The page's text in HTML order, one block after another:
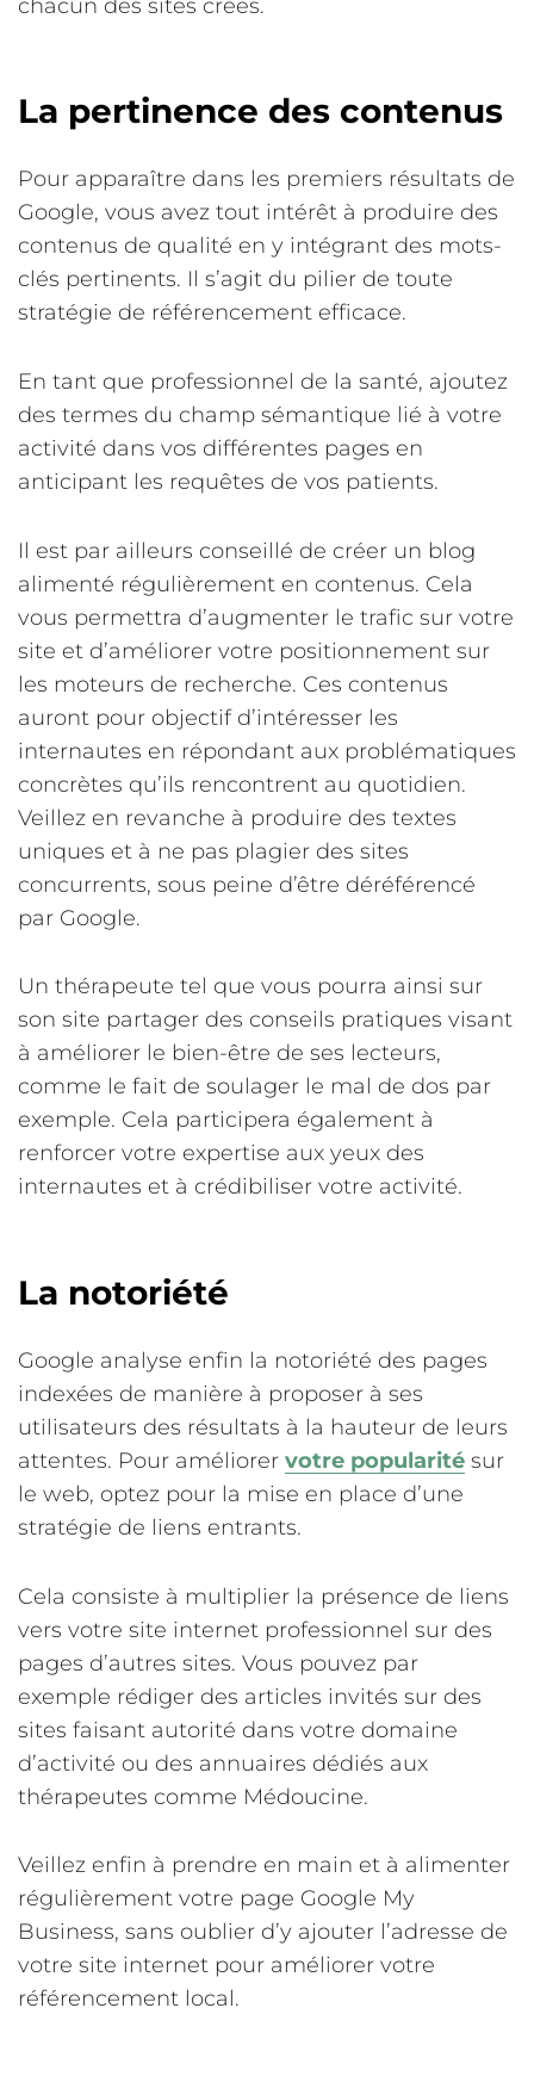
chacun des sites créés.
La pertinence des contenus
Pour apparaître dans les premiers résultats de
Google, vous avez tout intérêt à produire des
contenus de qualité en y intégrant des mots-
clés pertinents. Il s’agit du pilier de toute
stratégie de référencement efficace.
En tant que professionnel de la santé, ajoutez
des termes du champ sémantique lié à votre
activité dans vos différentes pages en
anticipant les requêtes de vos patients.
Il est par ailleurs conseillé de créer un blog
alimenté régulièrement en contenus. Cela
vous permettra d’augmenter le trafic sur votre
site et d’améliorer votre positionnement sur
les moteurs de recherche. Ces contenus
auront pour objectif d’intéresser les
internautes en répondant aux problématiques
concrètes qu’ils rencontrent au quotidien.
Veillez en revanche à produire des textes
uniques et à ne pas plagier des sites
concurrents, sous peine d’être déréférencé
par Google.
Un thérapeute tel que vous pourra ainsi sur
son site partager des conseils pratiques visant
à améliorer le bien-être de ses lecteurs,
comme le fait de soulager le mal de dos par
exemple. Cela participera également à
renforcer votre expertise aux yeux des
internautes et à crédibiliser votre activité.
La notoriété
Google analyse enfin la notoriété des pages
indexées de manière à proposer à ses
utilisateurs des résultats à la hauteur de leurs
attentes. Pour améliorer votre popularité sur
le web, optez pour la mise en place d’une
stratégie de liens entrants.
Cela consiste à multiplier la présence de liens
vers votre site internet professionnel sur des
pages d’autres sites. Vous pouvez par
exemple rédiger des articles invités sur des
sites faisant autorité dans votre domaine
d’activité ou des annuaires dédiés aux
thérapeutes comme Médoucine.
Veillez enfin à prendre en main et à alimenter
régulièrement votre page Google My
Business, sans oublier d’y ajouter l’adresse de
votre site internet pour améliorer votre
référencement local.